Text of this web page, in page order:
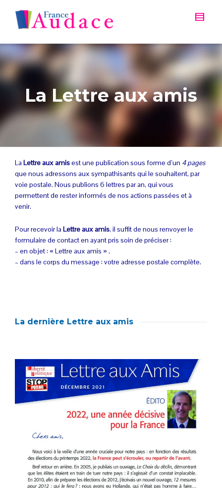
La Lettre aux amis
La Lettre aux amisest une publication sous forme d’un 4 pages
que nous adressons aux sympathisants qui le souhaitent, par
voie postale. Nous publions 6 lettres par an, qui vous
permettent de rester informés de nos actions passées et à
venir.
Pour recevoir la Lettre aux amis, il suffit de nous renvoyer le
formulaire de contact en ayantpris soin de préciser :
– en objet : « Lettre aux amis » ,
– dans le corps du message : votre adresse postale complète.
La dernière Lettre aux amis